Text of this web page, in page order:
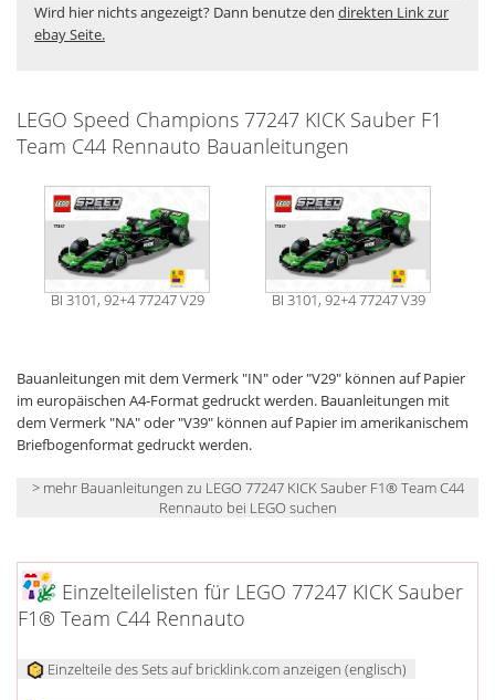
Wird hier nichts angezeigt? Dann benutze den direkten Link zur
ebay Seite.
LEGO Speed Champions 77247 KICK Sauber F1
Team C44 Rennauto Bauanleitungen
BI 3101, 92+4 77247 V29 BI 3101, 92+4 77247 V39
Bauanleitungen mit dem Vermerk "IN" oder "V29" können auf Papier
im europäischen A4-Format gedruckt werden. Bauanleitungen mit
dem Vermerk "NA" oder "V39" können auf Papier im amerikanischem
Briefbogenformat gedruckt werden.
> mehr Bauanleitungen zu LEGO 77247 KICK Sauber F1® Team C44
Rennauto bei LEGO suchen
Einzelteilelisten für LEGO 77247 KICK Sauber
F1® Team C44 Rennauto
Einzelteile des Sets auf bricklink.com anzeigen (englisch)